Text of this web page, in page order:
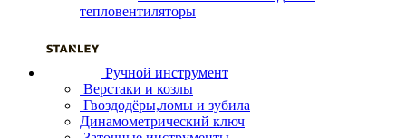
тепловентиляторы
Ручной инструмент
Верстаки и козлы
Гвоздодёры,ломы и зубила
Динамометрический ключ